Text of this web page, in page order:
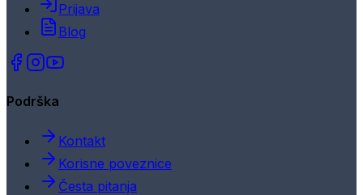
Prijava
Blog
Podrška
Kontakt
Korisne poveznice
Česta pitanja